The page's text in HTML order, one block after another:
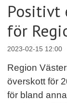
Positivt
för
2023-02-15 12:00
Region
överskott för
för bland